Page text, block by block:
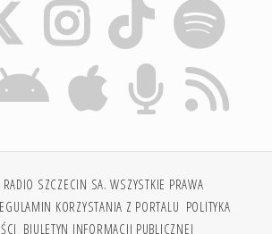
SZCZECIN SA. WSZYSTKIE PRAWA
KORZYSTANIA Z PORTALU POLITYKA
BIULETYN INFORMACJI PUBLICZNEJ